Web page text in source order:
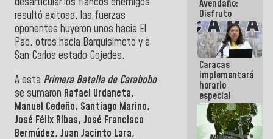
resultó exitosa, las fuerzas
oponentes huyeron unos hacia El
Pao, otros hacia Barquisimeto y a
San Carlos estado Cojedes.
A esta Primera Batalla de Carabobo
se sumaron Rafael Urdaneta,
Manuel Cedeño, Santiago Marino,
José Félix Ribas, José Francisco
Bermúdez, Juan Jacinto Lara,
de
Maiquetía
Avendaño:
Disfruto
cada vez
que escribes
porque lo
que haces
es
embarrarla
Caracas
implementará
horario
especial
para
adaptarse
al plan de